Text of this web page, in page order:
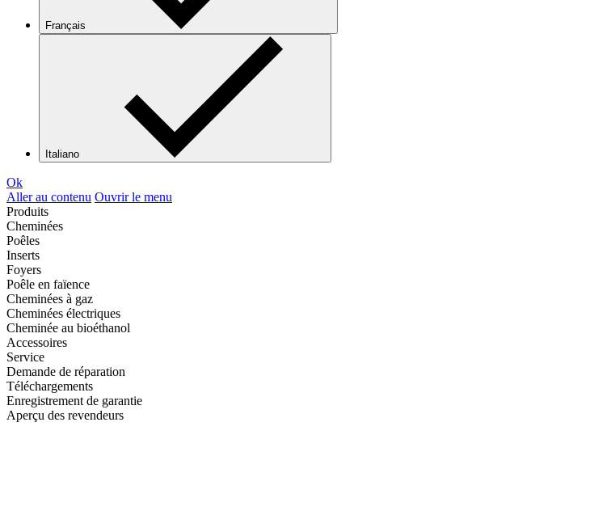
Français
Italiano
Ok
Aller au contenu Ouvrir le menu
Produits
Cheminées
Poêles
Inserts
Foyers
Poêle en faïence
Cheminées à gaz
Cheminées électriques
Cheminée au bioéthanol
Accessoires
Service
Demande de réparation
Téléchargements
Enregistrement de garantie
Aperçu des revendeurs